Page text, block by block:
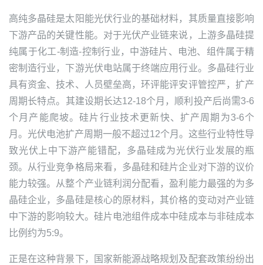
高纯多晶硅是太阳能光伏行业的基础材料，其质量直接影响
下游产品的关键性能。对于光伏产业链来说，上游多晶硅提
纯属于化工-制造-控制行业，中游硅片、电池、组件属于精
密制造行业，下游光伏电站属于终端应用行业。多晶硅行业
具有资金、技术、人员壁垒高，环评能评安评管控严，扩产
周期长特点。其建设期长达12-18个月，顺利投产后尚需3-6
个月产能爬坡。硅片行业技术更新快、扩产周期为3-6个
月。光伏电池扩产周期一般不超过12个月。这些行业特性导
致光伏上中下游产能错配，多晶硅成为光伏行业发展的瓶
颈。从行业竞争格局来看，多晶硅和硅片企业对下游的议价
能力较强。从整个产业链利润分配看，盈利能力最强的为多
晶硅企业，多晶硅是核心的原材料，其价格的变动对产业链
中下游的影响较大。硅片电池组件成本中硅成本与非硅成本
比例约为5:9。
正是在这种背景下，国家新能源战略规划及配套政策纷纷出